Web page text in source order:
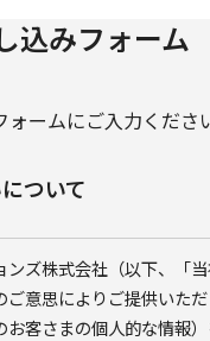
込みフォーム
ォームにご入力くださ
ついて
ズ株式会社（以下、「
ご意思によりご提供いた
お客さまの個人的な情報